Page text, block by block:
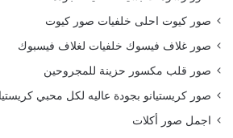
صور كيوت احلى خلفيات صور كيوت
صور غلاف فيسوك خلفيات لغلاف فيسبوك
صور قلب مكسور حزينة للمجروحين
صور كريستيانو بجودة عاليه لكل محبي
اجمل صور أكلات